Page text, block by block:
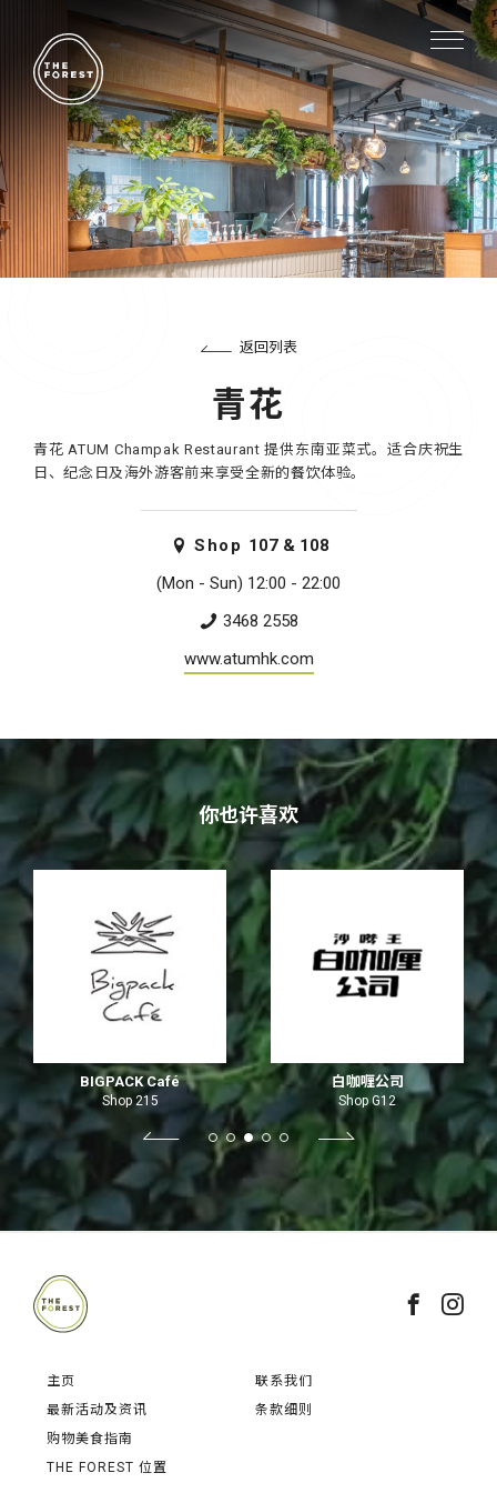
返回列表
青花
青花 ATUM Champak Restaurant 提供东南亚菜式。适合庆祝生
日、纪念日及海外游客前来享受全新的餐饮体验。
Shop 107 & 108
(Mon - Sun) 12:00 - 22:00
3468 2558
www.atumhk.com
你也许喜欢
BIGPACK Café
Shop 215
白咖喱公司
Shop G12
主页
最新活动及资讯
购物美食指南
THE FOREST 位置
联系我们
条款细则